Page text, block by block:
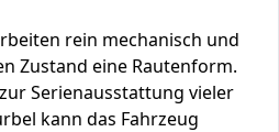
rein mechanisch und
Zustand eine Rautenform.
Serienausstattung vieler
kann das Fahrzeug